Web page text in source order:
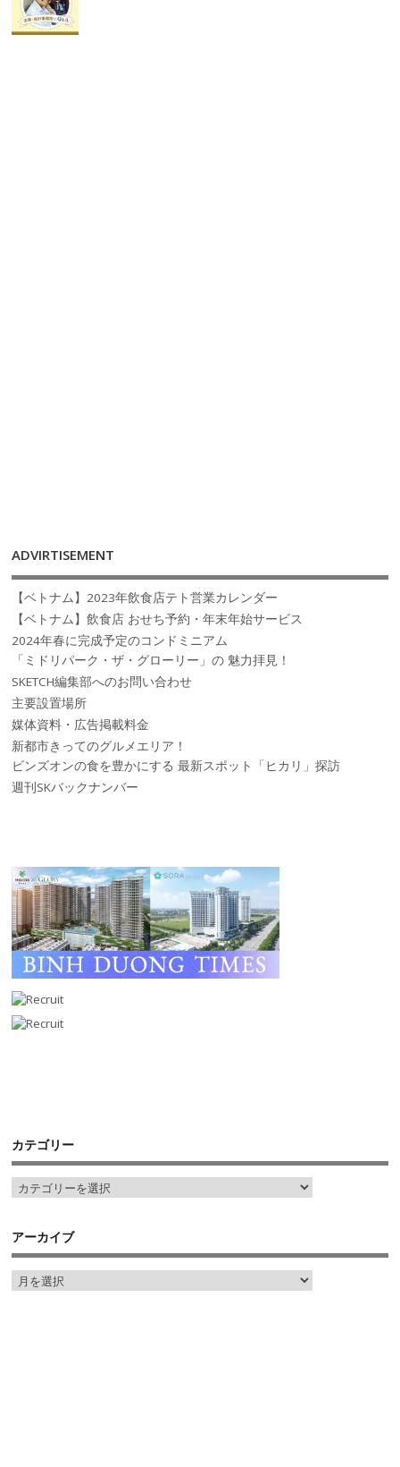
ADVIRTISEMENT
【ベトナム】2023年飲食店テト営業カレンダー
【ベトナム】飲食店 おせち予約・年末年始サービス
2024年春に完成予定のコンドミニアム
「ミドリパーク・ザ・グローリー」の 魅力拝見！
SKETCH編集部へのお問い合わせ
主要設置場所
媒体資料・広告掲載料金
新都市きってのグルメエリア！
ビンズオンの食を豊かにする 最新スポット「ヒカリ」探訪
週刊SKバックナンバー
カテゴリー
アーカイブ